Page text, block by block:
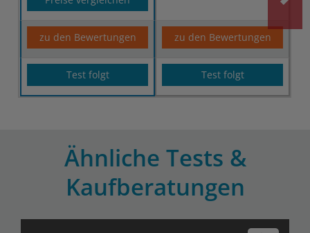
zu den Bewertungen zu den Bewertungen
Test folgt Test folgt
Ähnliche Tests &
Kaufberatungen